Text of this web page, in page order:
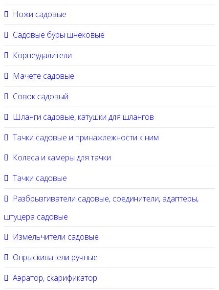
Ножи садовые
Садовые буры шнековые
Корнеудалители
Мачете садовые
Совок садовый
Шланги садовые, катушки для шлангов
Тачки садовые и принажлежности к ним
Колеса и камеры для тачки
Тачки садовые
Разбрызгиватели садовые, соединители, адаптеры,
штуцера садовые
Измельчители садовые
Опрыскиватели ручные
Аэратор, скарификатор